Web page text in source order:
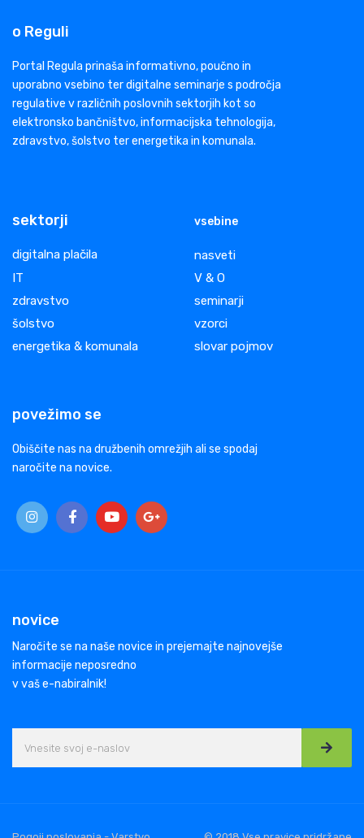
o Reguli
Portal Regula prinaša informativno, poučno in
uporabno vsebino ter digitalne seminarje s področja
regulative v različnih poslovnih sektorjih kot so
elektronsko bančništvo, informacijska tehnologija,
zdravstvo, šolstvo ter energetika in komunala.
sektorji
digitalna plačila
IT
zdravstvo
šolstvo
energetika & komunala
vsebine
nasveti
V & O
seminarji
vzorci
slovar pojmov
povežimo se
Obiščite nas na družbenih omrežjih ali se spodaj
naročite na novice.
novice
Naročite se na naše novice in prejemajte najnovejše
informacije neposredno
v vaš e-nabiralnik!